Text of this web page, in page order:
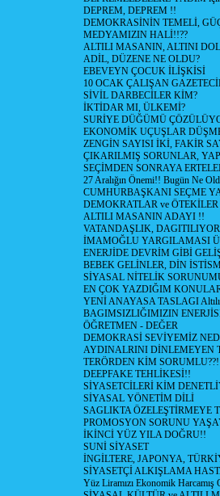
DEPREM, DEPREM !!
DEMOKRASİNİN TEMELİ,
MEDYAMIZIN HALİ!!??
ALTILI MASANIN, ALTINI
ADİL, DÜZENE NE OLDU?
EBEVEYN ÇOCUK İLİŞKİSİ
10 OCAK ÇALIŞAN
SİVİL DARBECİLER KİM?
İKTİDAR MI, ÜLKEMİ?
SURİYE DÜĞÜMÜ
EKONOMİK UÇUŞLAR
ZENGİN SAYISI İKİ, FAKİR
ÇIKARILMIŞ SORUNLAR,
SEÇİMDEN SONRAYA
27 Aralığın Önemi!! Bugün Ne
CUMHURBAŞKANI SEÇME
DEMOKRATLAR ve ÖTEKİLER
ALTILI MASANIN ADAYI !!
VATANDAŞLIK,
İMAMOĞLU YARGILAMASI
ENERJİDE DEVRİM GİBİ
BEBEK GELİNLER, DİN
SİYASAL NİTELİK
EN ÇOK YAZDIĞIM
YENİ ANAYASA TASLAGI Altılı
BAGIMSIZLIĞIMIZIN
ÖĞRETMEN - DEĞER
DEMOKRASİ SEVİYEMİZ
AYDINALRINI DİNLEMEYEN
TERÖRDEN KİM
DEEPFAKE TEHLİKESİ!!
SİYASETCİLERİ KİM
SİYASAL YÖNETİM DİLİ
SAGLIKTA ÖZELEŞTİRMEYE
PROMOSYON SORUNU
İKİNCİ YÜZ YILA DOĞRU!!
SUNİ SİYASET
İNGİLTERE, JAPONYA,
SİYASETÇİ ALKIŞLAMA
Yüz Liramızı Ekonomik Harcamış